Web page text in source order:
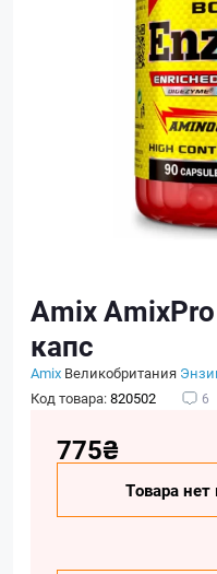
Amix
капс
Amix Великобритания
Код товара:820502 6
775₴
Товара нет